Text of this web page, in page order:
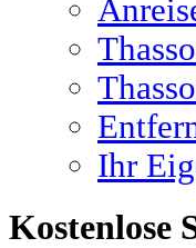
Ihr
Kostenlose